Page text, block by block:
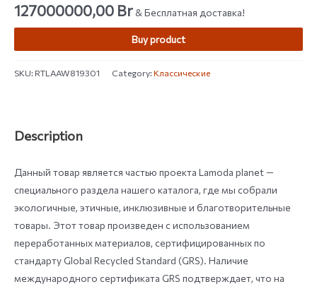
out of 5
based on
127000000,00 Br& Бесплатная доставка!
Buy product
SKU:RTLAAW819301 Category:Классические
Description
Данный товар является частью проекта Lamoda planet —
специального раздела нашего каталога, где мы собрали
экологичные, этичные, инклюзивные и благотворительные
товары. Этот товар произведен c использованием
переработанных материалов, сертифицированных по
стандарту Global Recycled Standard (GRS). Наличие
международного сертификата GRS подтверждает, что на